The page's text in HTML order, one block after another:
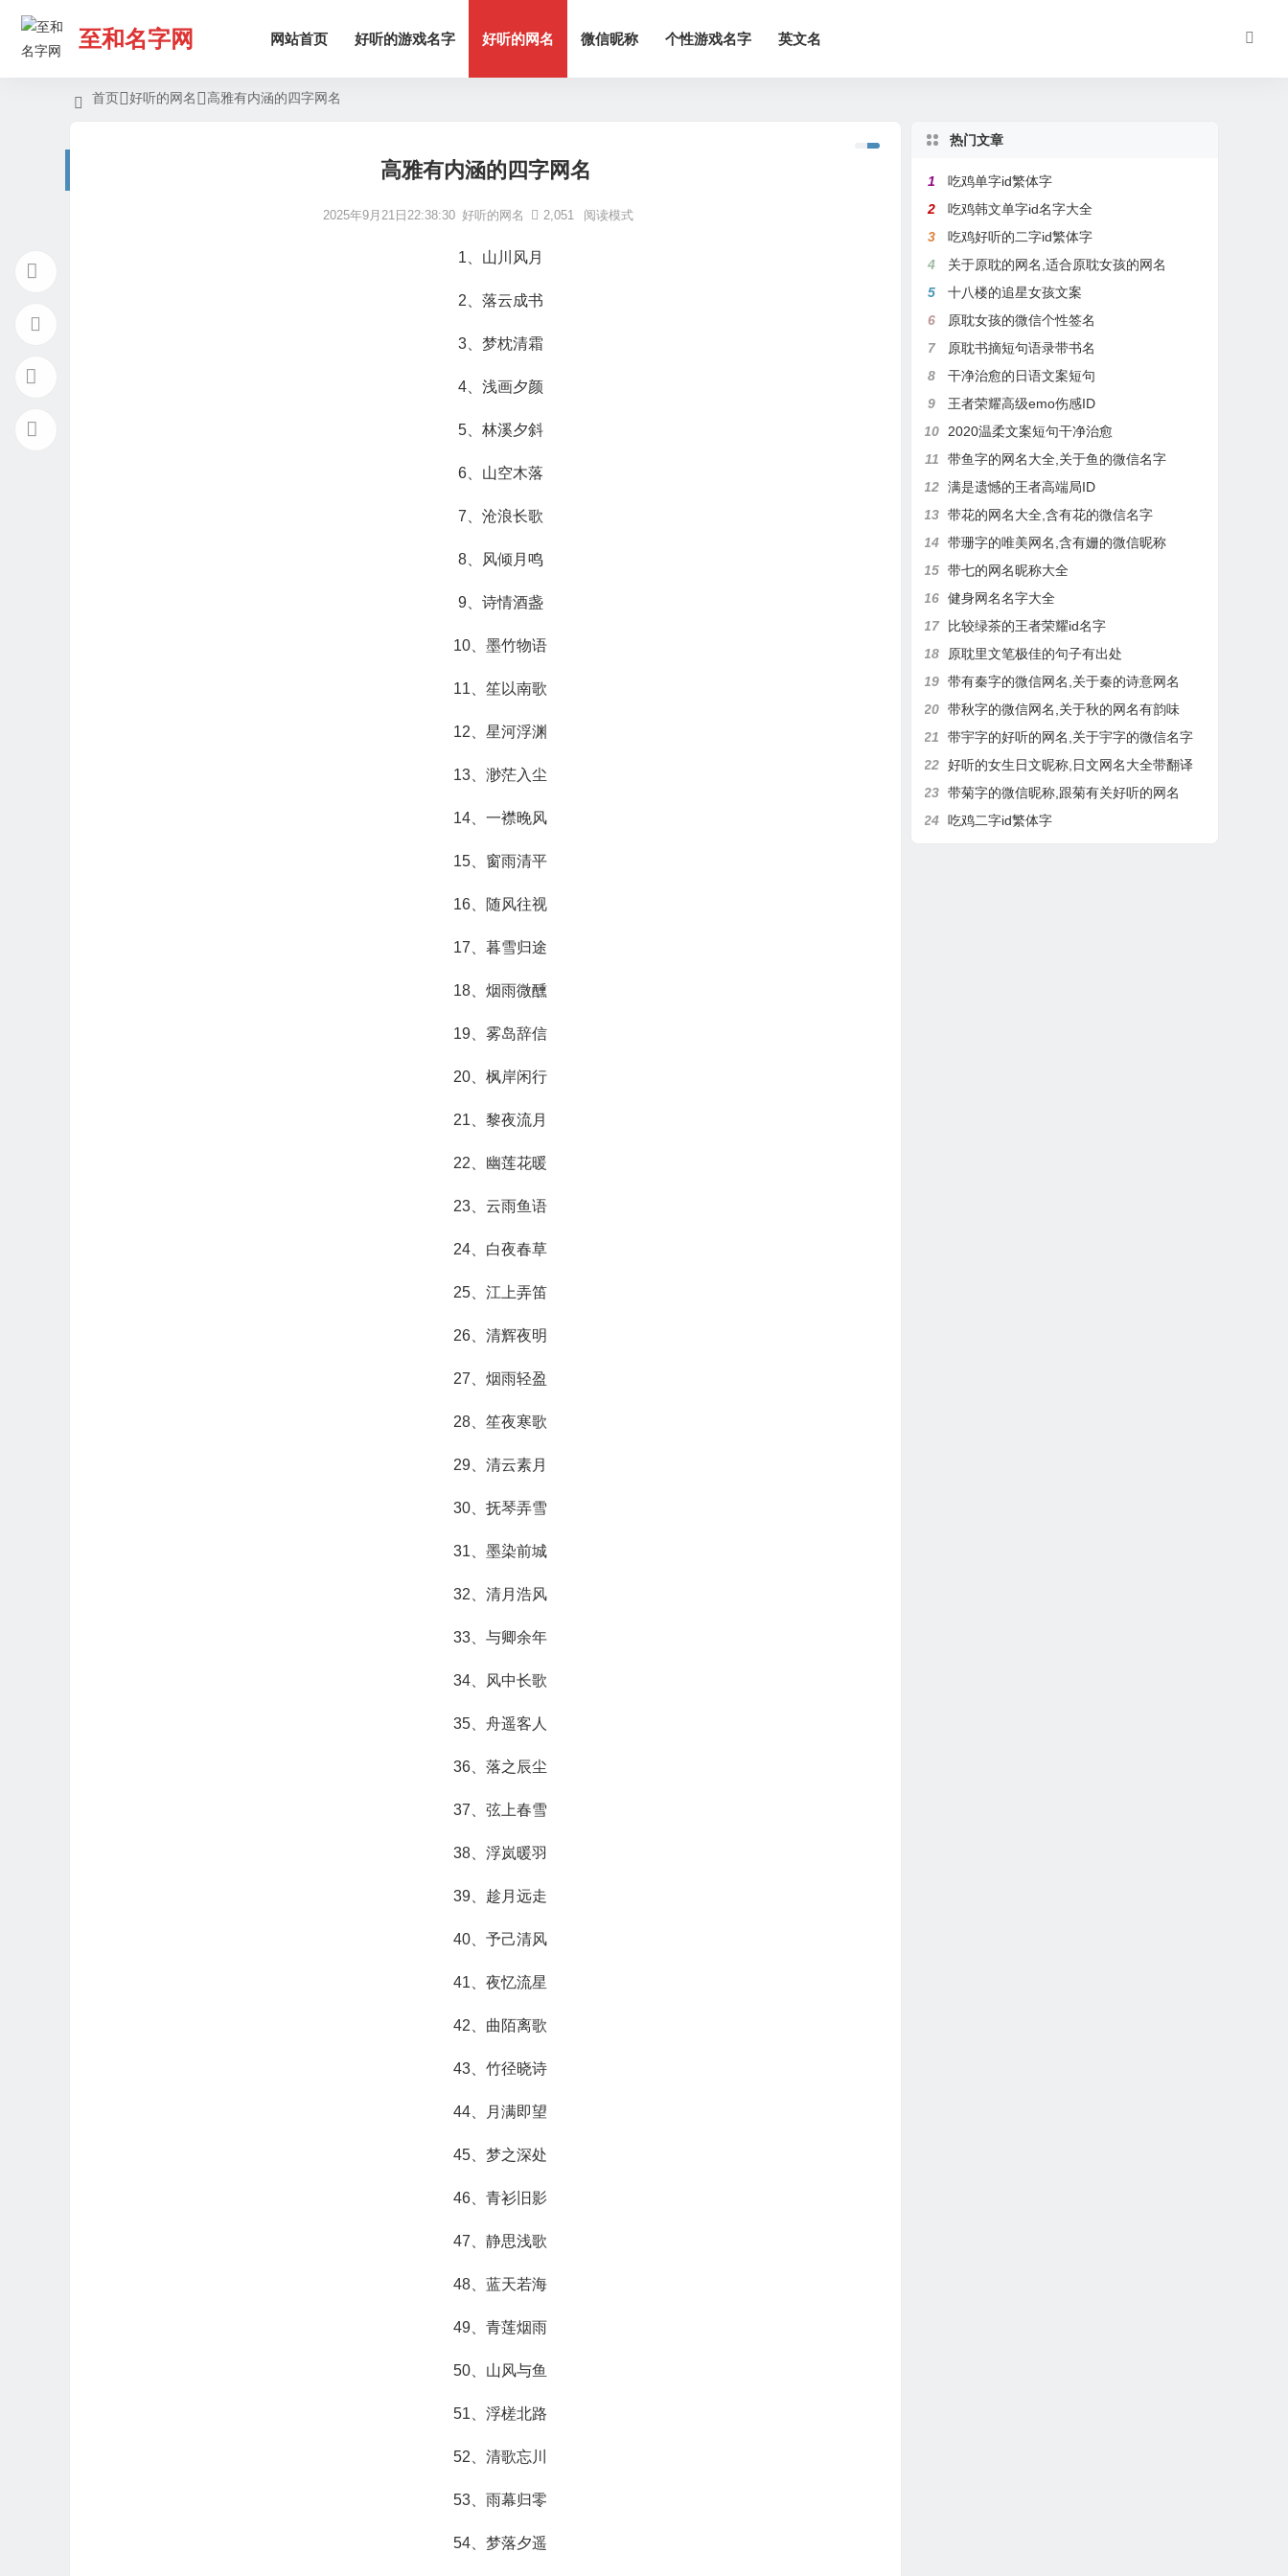
至和名字网 网站首页 好听的游戏名字 好听的网名 微信昵称 个性游戏名字 英文名
首页 好听的网名 高雅有内涵的四字网名
高雅有内涵的四字网名
2025年9月21日22:38:30 好听的网名 2,051 阅读模式
1、山川风月
2、落云成书
3、梦枕清霜
4、浅画夕颜
5、林溪夕斜
6、山空木落
7、沧浪长歌
8、风倾月鸣
9、诗情酒盏
10、墨竹物语
11、笙以南歌
12、星河浮渊
13、渺茫入尘
14、一襟晚风
15、窗雨清平
16、随风往视
17、暮雪归途
18、烟雨微醺
19、雾岛辞信
20、枫岸闲行
21、黎夜流月
22、幽莲花暖
23、云雨鱼语
24、白夜春草
25、江上弄笛
26、清辉夜明
27、烟雨轻盈
28、笙夜寒歌
29、清云素月
30、抚琴弄雪
31、墨染前城
32、清月浩风
33、与卿余年
34、风中长歌
35、舟遥客人
36、落之辰尘
37、弦上春雪
38、浮岚暖羽
39、趁月远走
40、予己清风
41、夜忆流星
42、曲陌离歌
43、竹径晓诗
44、月满即望
45、梦之深处
46、青衫旧影
47、静思浅歌
48、蓝天若海
49、青莲烟雨
50、山风与鱼
51、浮槎北路
52、清歌忘川
53、雨幕归零
54、梦落夕遥
热门文章
1
吃鸡单字id繁体字
2
吃鸡韩文单字id名字大全
3
吃鸡好听的二字id繁体字
4
关于原耽的网名,适合原耽女孩的网名
5
十八楼的追星女孩文案
6
原耽女孩的微信个性签名
7
原耽书摘短句语录带书名
8
干净治愈的日语文案短句
9
王者荣耀高级emo伤感ID
10
2020温柔文案短句干净治愈
11
带鱼字的网名大全,关于鱼的微信名字
12 满是遗憾的王者高端局ID
13 带花的网名大全,含有花的微信名字
14 带珊字的唯美网名,含有姗的微信昵称
15 带七的网名昵称大全
16 健身网名名字大全
17
比较绿茶的王者荣耀id名字
18
原耽里文笔极佳的句子有出处
19 带有秦字的微信网名,关于秦的诗意网名
20 带秋字的微信网名,关于秋的网名有韵味
21
带宇字的好听的网名,关于宇字的微信名字
22 好听的女生日文昵称,日文网名大全带翻译
23 带菊字的微信昵称,跟菊有关好听的网名
24 吃鸡二字id繁体字